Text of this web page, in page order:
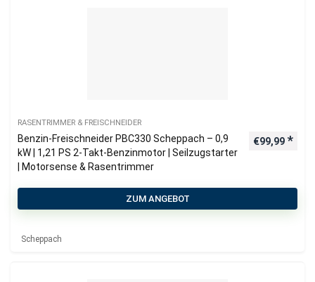
RASENTRIMMER & FREISCHNEIDER
Benzin-Freischneider PBC330 Scheppach – 0,9
kW | 1,21 PS 2-Takt-Benzinmotor | Seilzugstarter
| Motorsense & Rasentrimmer
€99,99
ZUM ANGEBOT
Scheppach